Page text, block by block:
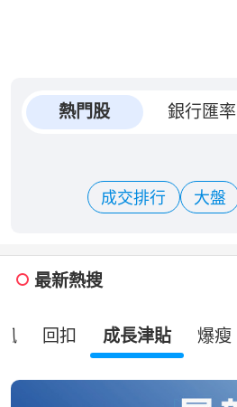
熱門股 銀行匯率
成交排行 大盤
最新熱搜
回扣 成長津貼 爆瘦